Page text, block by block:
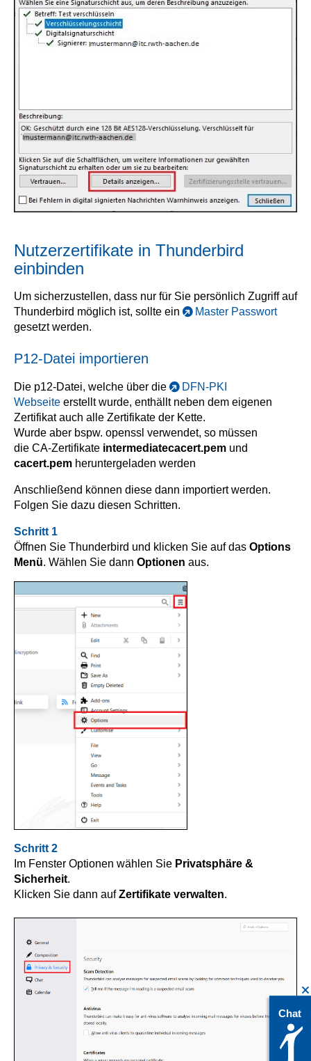
Nutzerzertifikate in Thunderbird
einbinden
Um sicherzustellen, dass nur für Sie persönlich Zugriff auf
Thunderbird möglich ist, sollte ein
Master Passwort
gesetzt werden.
P12-Datei importieren
Die p12-Datei, welche über die
DFN-PKI
Webseite erstellt wurde, enthällt neben dem eigenen
Zertifikat auch alle Zertifikate der Kette.
Wurde aber bspw. openssl verwendet, so müssen
die CA-Zertifikate intermediatecacert.pem und
cacert.pem heruntergeladen werden
Anschließend können diese dann importiert werden.
Folgen Sie dazu diesen Schritten.
Schritt 1
Öffnen Sie Thunderbird und klicken Sie auf das Options
Menü. Wählen Sie dann Optionen aus.
Schritt 2
Im Fenster Optionen wählen Sie Privatsphäre &
Sicherheit.
Klicken Sie dann aufZertifikate verwalten.
Chat